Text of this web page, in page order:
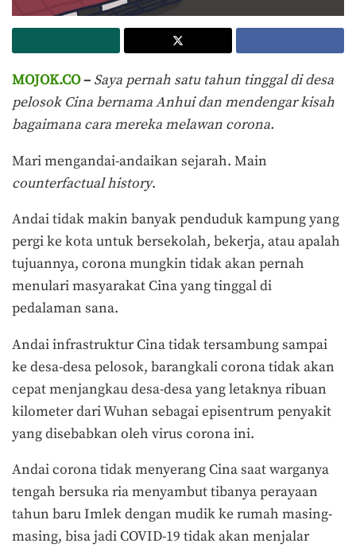
MOJOK.CO– Saya pernah satu tahun tinggal di desa
pelosok Cina bernama Anhui dan mendengar kisah
bagaimana cara mereka melawan corona.
Mari mengandai-andaikan sejarah. Main
counterfactual history.
Andai tidak makin banyak penduduk kampung yang
pergi ke kota untuk bersekolah, bekerja, atau apalah
tujuannya, corona mungkin tidak akan pernah
menulari masyarakat Cina yang tinggal di
pedalaman sana.
Andai infrastruktur Cina tidak tersambung sampai
ke desa-desa pelosok, barangkali corona tidak akan
cepat menjangkau desa-desa yang letaknya ribuan
kilometer dari Wuhan sebagai episentrum penyakit
yang disebabkan oleh virus corona ini.
Andai corona tidak menyerang Cina saat warganya
tengah bersuka ria menyambut tibanya perayaan
tahun baru Imlek dengan mudik ke rumah masing-
masing, bisa jadi COVID-19 tidak akan menjalar